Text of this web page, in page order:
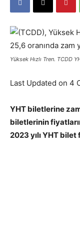
Yüksek Hızlı Tren. TCDD
Last Updated on 4
YHT biletlerine
biletlerinin
2023 yılı YHT